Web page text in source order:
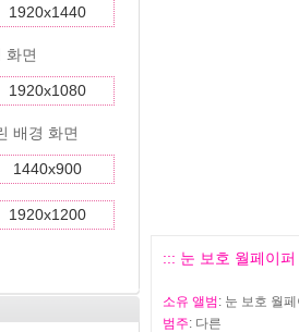
1920x1440
화면
1920x1080
배경 화면
1440x900
1920x1200
::: 눈 보호 월페이
소유 앨범 : 눈 보호 월
범주: 다른